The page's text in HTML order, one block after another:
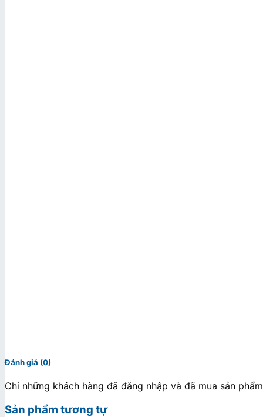
Đánh giá (0)
Chỉ những khách hàng đã đăng nhập và đã mua sản
Sản phẩm tương tự